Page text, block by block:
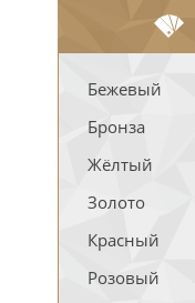
Бежевый
Бронза
Жёлтый
Золото
Красный
Розовый